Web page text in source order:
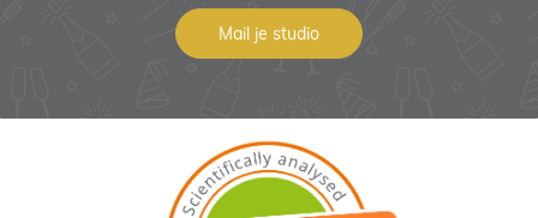
Mail je studio